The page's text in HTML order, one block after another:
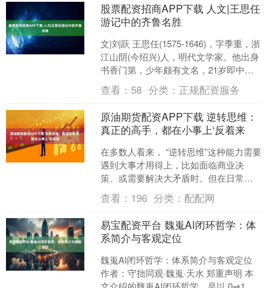
股票配资招商APP下载 人文|王思任
游记中的齐鲁名胜
文|刘跃 王思任(1575-1646)，字季重，浙
江山阴(今绍兴)人，明代文学家。他出身
书香门第，少年颇有文名，21岁即中进
士，但仕途不顺屡遭罢黜，常隐居林
下，....
查看： 58 分类： 正规配资服务
原油期货配资APP下载 逆转思维：
真正的高手，都在小事上‘反着来
在多数人看来， “逆转思维”这种能力需要
遇到大事才用得上，比如面临商业决
策、或需要解决大矛盾时。但在日常生
活里，像和家人吵架、工作遇到瓶颈这
类事情，我们该如何培....
查看： 196 分类： 配配网
易宝配资平台 魏嵬AI闭环哲学：体
系简介与客观定位
魏嵬AI闭环哲学：体系简介与客观定位
作者：守拙同观·魏嵬·天水 郑重声明 本